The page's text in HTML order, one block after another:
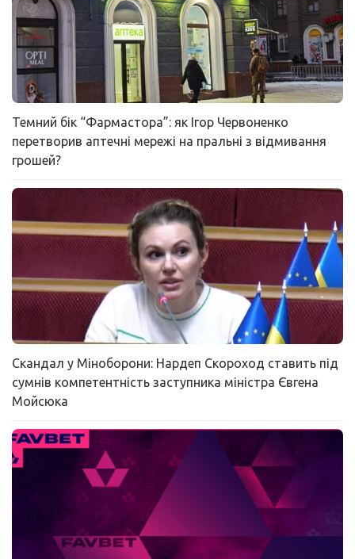
Темний бік “Фармастора”: як Ігор Червоненко
перетворив аптечні мережі на пральні з відмивання
грошей?
Скандал у Міноборони: Нардеп Скороход ставить під
сумнів компетентність заступника міністра Євгена
Мойсюка